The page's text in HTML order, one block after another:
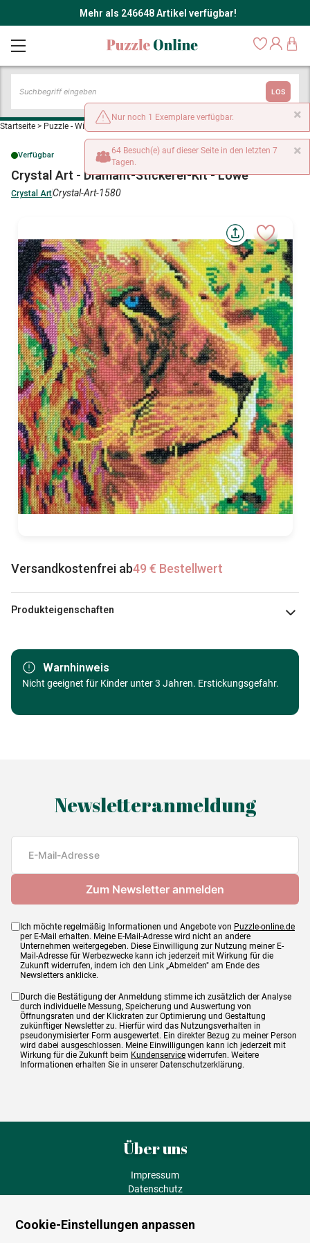
Mehr als 246648 Artikel verfügbar!
LOS
Startseite > Puzzle - Wilde Tiere
Verfügbar
Crystal Art - Diamant-Stickerei-Kit - Löwe
Crystal ArtCrystal-Art-1580
Versandkostenfrei ab49 € Bestellwert
Produkteigenschaften
Marke Crystal Art
Kategorie Puzzle - Wilde Tiere
Alter
Puzzle für Erwachsene (500 bis
5055865401580
Warnhinweis
Nicht geeignet für Kinder unter 3 Jahren. Erstickungsgefahr.
Newsletteranmeldung
Ich möchte regelmäßig Informationen und Angebote von Puzzle-online.de
per E-Mail erhalten. Meine E-Mail-Adresse wird nicht an andere
Unternehmen weitergegeben. Diese Einwilligung zur Nutzung meiner E-
Mail-Adresse für Werbezwecke kann ich jederzeit mit Wirkung für die
Zukunft widerrufen, indem ich den Link „Abmelden" am Ende des
Newsletters anklicke.
Durch die Bestätigung der Anmeldung stimme ich zusätzlich der Analyse
durch individuelle Messung, Speicherung und Auswertung von
Öffnungsraten und der Klickraten zur Optimierung und Gestaltung
zukünftiger Newsletter zu. Hierfür wird das Nutzungsverhalten in
pseudonymisierter Form ausgewertet. Ein direkter Bezug zu meiner Person
wird dabei ausgeschlossen. Meine Einwilligungen kann ich jederzeit mit
Wirkung für die Zukunft beim Kundenservice widerrufen. Weitere
Informationen erhalten Sie in unserer Datenschutzerklärung.
Über uns
Impressum
Datenschutz
Versand und Lieferung
Cookie-Einstellungen anpassen
×
Nur noch 1 Exemplare verfügbar.
×
64 Besuch(e) auf dieser Seite in den letzten 7
Tagen.